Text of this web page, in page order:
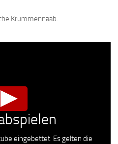
Krummennaab.
eingebettet. Es gelten die